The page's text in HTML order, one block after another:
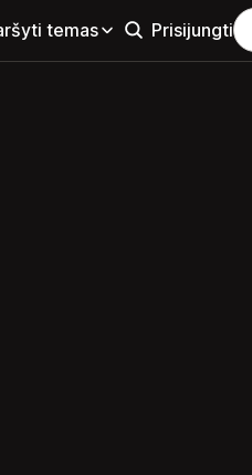
temas Prisijungti